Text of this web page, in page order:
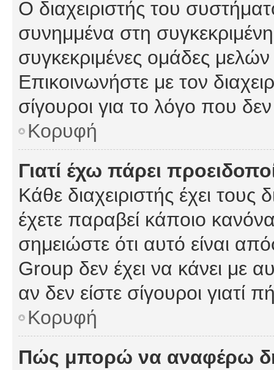
Ο διαχειριστής του
συνημμένα στη
συγκεκριμένες ομάδες
Επικοινωνήστε με τον
σίγουροι για το λόγο που
Κορυφή
Γιατί έχω πάρει
Κάθε διαχειριστής έχει
έχετε παραβεί κάποιο
σημειώστε ότι αυτό είναι
Group δεν έχει να κάνει με
αν δεν είστε σίγουροι γιατί
Κορυφή
Πώς μπορώ να αναφέρω